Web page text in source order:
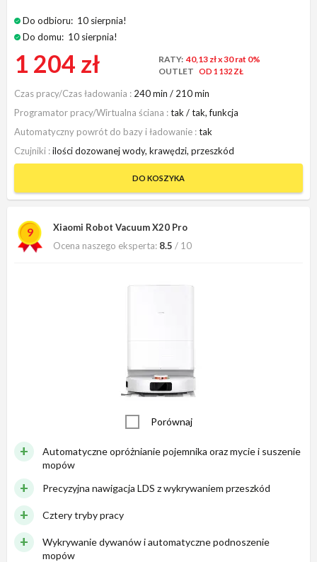
Do odbioru: 10 sierpnia!
Do domu: 10 sierpnia!
1 204 zł RATY: 40,13 złx 30 rat 0%
OUTLET
OD 1 132 ZŁ
Czas pracy/Czas ładowania
240 min / 210 min
Programator pracy/Wirtualna ściana
tak / tak, funkcja
Automatyczny powrót do bazy i ładowanie tak
Czujniki ilości dozowanej wody, krawędzi, przeszkód
DO KOSZYKA
9
Xiaomi Robot Vacuum X20 Pro
Ocena naszego eksperta: 8.5 / 10
Porównaj
Automatyczne opróżnianie pojemnika oraz mycie i suszenie
mopów
Precyzyjna nawigacja LDS z wykrywaniem przeszkód
Cztery tryby pracy
Wykrywanie dywanów i automatyczne podnoszenie
mopów